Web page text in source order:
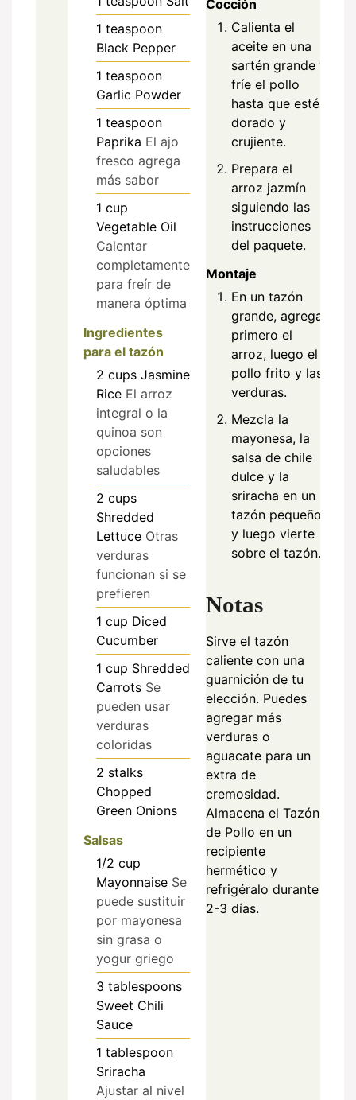
1 teaspoon
Black Pepper
1 teaspoon
Garlic Powder
1 teaspoon
Paprika El ajo
fresco agrega
más sabor
1 cup
Vegetable Oil
Calentar
completamente
para freír de
manera óptima
Ingredientes
para el tazón
2 cups Jasmine
Rice El arroz
integral o la
quinoa son
opciones
saludables
2 cups
Shredded
Lettuce Otras
verduras
funcionan si se
prefieren
1 cup Diced
Cucumber
1 cup Shredded
Carrots Se
pueden usar
verduras
coloridas
2 stalks
Chopped
Green Onions
Salsas
1/2 cup
Mayonnaise Se
puede sustituir
por mayonesa
sin grasa o
yogur griego
3 tablespoons
Sweet Chili
Sauce
1 tablespoon
Sriracha
Ajustar al nivel
Cocción
Calienta el
aceite en una
sartén grande y
fríe el pollo
hasta que esté
dorado y
crujiente.
Prepara el
arroz jazmín
siguiendo las
instrucciones
del paquete.
Montaje
En un tazón
grande, agrega
primero el
arroz, luego el
pollo frito y las
verduras.
Mezcla la
mayonesa, la
salsa de chile
dulce y la
sriracha en un
tazón pequeño,
y luego vierte
sobre el tazón.
Notas
Sirve el tazón
caliente con una
guarnición de tu
elección. Puedes
agregar más
verduras o
aguacate para un
extra de
cremosidad.
Almacena el Tazón
de Pollo en un
recipiente
hermético y
refrigéralo durante
2-3 días.